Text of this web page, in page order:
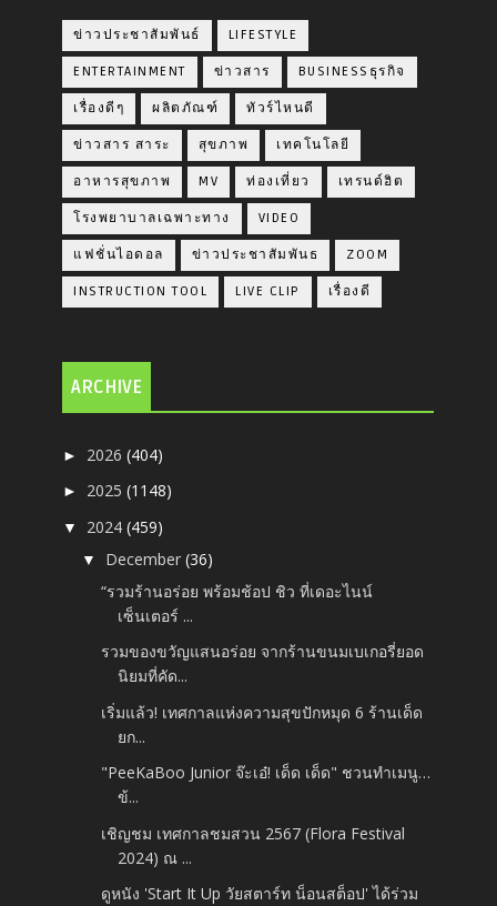
ข่าวประชาสัมพันธ์ LIFESTYLE
ENTERTAINMENT ข่าวสาร BUSINESSธุรกิจ
เรื่องดีๆ ผลิตภัณฑ์ ทัวร์ไหนดี
ข่าวสาร สาระ สุขภาพ เทคโนโลยี
อาหารสุขภาพ MV ท่องเที่ยว เทรนด์ฮิต
โรงพยาบาลเฉพาะทาง VIDEO
แฟชั่นไอดอล ข่าวประชาสัมพันธ ZOOM
INSTRUCTION TOOL LIVE CLIP เรื่องดี
ARCHIVE
► 2026(404)
► 2025(1148)
▼ 2024(459)
▼ December(36)
“รวมร้านอร่อย พร้อมช้อป ชิว ที่เดอะไนน์
เซ็นเตอร์ ...
รวมของขวัญแสนอร่อย จากร้านขนมเบเกอรี่ยอด
นิยมที่คัด...
เริ่มแล้ว! เทศกาลแห่งความสุขปักหมุด 6 ร้านเด็ด
ยก...
"PeeKaBoo Junior จ๊ะเอ๋! เด็ด เด็ด" ชวนทำเมนู…
ข้...
เชิญชม เทศกาลชมสวน 2567 (Flora Festival
2024) ณ ...
ดูหนัง 'Start It Up วัยสตาร์ท น็อนสต็อป' ได้ร่วม